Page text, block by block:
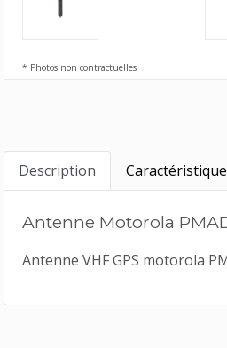
* Photos non contractuelles
Description Caractéristique
Antenne Motorola
Antenne VHF GPS motorola